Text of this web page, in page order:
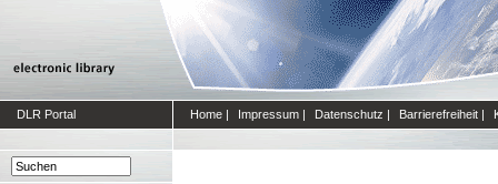
DLR Portal Home | Impressum | Datenschutz | Barrierefreiheit |